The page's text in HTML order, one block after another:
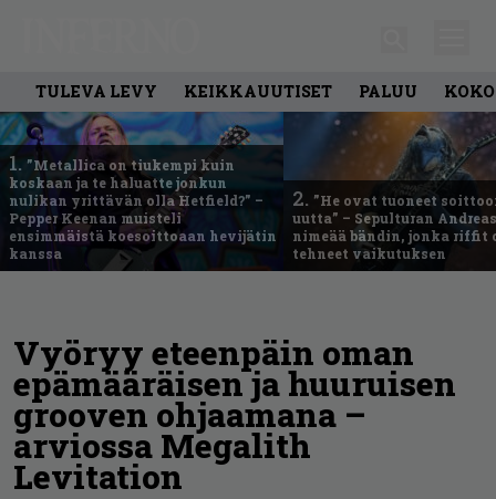
TULEVA LEVY KEIKKAUUTISET PALUU
1. ”Metallica on tiukempi kuin
koskaan ja te haluatte jonkun
nulikan yrittävän olla Hetfield?” –
Pepper Keenan muisteli
ensimmäistä koesoittoaan hevijätin
kanssa
2. ”He ovat tuoneet
uutta” – Sepulturan
nimeää bändin, jonka riffit
tehneet vaikutuksen
Vyöryy eteenpäin oman
epämääräisen ja huuruisen
grooven ohjaamana –
arviossa Megalith
Levitation